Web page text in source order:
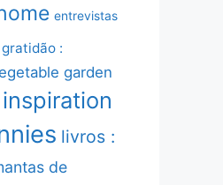
entrevistas
gratidão :
garden
livros :
de